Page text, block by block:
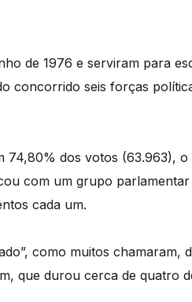
de 1976 e serviram para
concorrido seis forças
74,80% dos votos (63.963),
com um grupo
cada um.
como muitos chamaram,
que durou cerca de quatro